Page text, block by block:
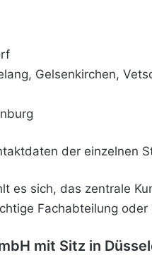
Gelsenkirchen,
der einzelnen
es sich, das zentrale
Fachabteilung
mit Sitz in